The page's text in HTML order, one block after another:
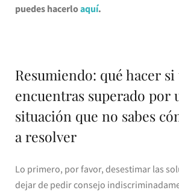
puedes hacerloaquí.
Resumiendo: qué hacer si
encuentras superado por
situación que no sabes
a resolver
Lo primero, por favor, desestimar las
dejar de pedir consejo